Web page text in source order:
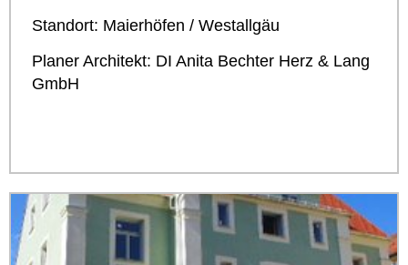
Standort: Maierhöfen / Westallgäu
Planer Architekt: DI Anita Bechter Herz & Lang
GmbH